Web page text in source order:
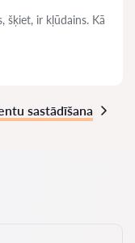
šķiet, ir kļūdains. Kā
sastādīšana